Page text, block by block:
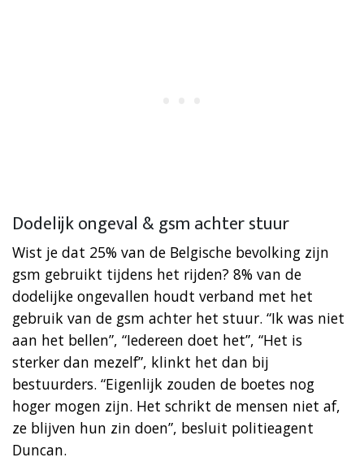
Dodelijk ongeval & gsm achter stuur
Wist je dat 25% van de Belgische bevolking zijn
gsm gebruikt tijdens het rijden? 8% van de
dodelijke ongevallen houdt verband met het
gebruik van de gsm achter het stuur. “Ik was niet
aan het bellen”, “Iedereen doet het”, “Het is
sterker dan mezelf”, klinkt het dan bij
bestuurders. “Eigenlijk zouden de boetes nog
hoger mogen zijn. Het schrikt de mensen niet af,
ze blijven hun zin doen”, besluit politieagent
Duncan.